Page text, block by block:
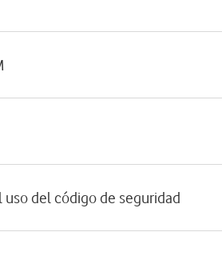
uso del código de seguridad